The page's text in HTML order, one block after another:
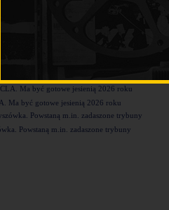
działu
komisariatu Policji w Rzeszowie [ZDJĘCIA]
[ZDJĘCIA]
Ma być gotowe jesienią 2026 roku
Powstaną m.in. zadaszone trybuny